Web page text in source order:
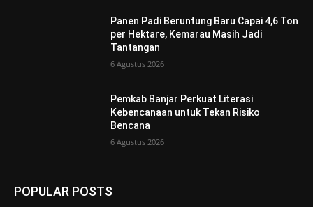
Panen Padi Beruntung Baru Capai 4,6 Ton
per Hektare, Kemarau Masih Jadi
Tantangan
6 Agustus 2026
Pemkab Banjar Perkuat Literasi
Kebencanaan untuk Tekan Risiko
Bencana
6 Agustus 2026
POPULAR POSTS